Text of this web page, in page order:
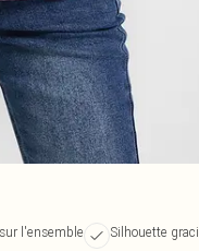
l'ensemble
Silhouette